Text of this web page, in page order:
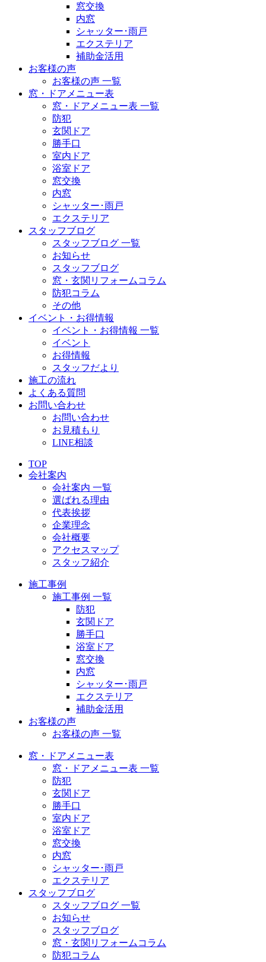
窓交換
内窓
シャッター･雨戸
エクステリア
補助金活用
お客様の声
お客様の声 一覧
窓・ドアメニュー表
窓・ドアメニュー表 一覧
防犯
玄関ドア
勝手口
室内ドア
浴室ドア
窓交換
内窓
シャッター･雨戸
エクステリア
スタッフブログ
スタッフブログ 一覧
お知らせ
スタッフブログ
窓・玄関リフォームコラム
防犯コラム
その他
イベント・お得情報
イベント・お得情報 一覧
イベント
お得情報
スタッフだより
施工の流れ
よくある質問
お問い合わせ
お問い合わせ
お見積もり
LINE相談
TOP
会社案内
会社案内 一覧
選ばれる理由
代表挨拶
企業理念
会社概要
アクセスマップ
スタッフ紹介
施工事例
施工事例 一覧
防犯
玄関ドア
勝手口
浴室ドア
窓交換
内窓
シャッター･雨戸
エクステリア
補助金活用
お客様の声
お客様の声 一覧
窓・ドアメニュー表
窓・ドアメニュー表 一覧
防犯
玄関ドア
勝手口
室内ドア
浴室ドア
窓交換
内窓
シャッター･雨戸
エクステリア
スタッフブログ
スタッフブログ 一覧
お知らせ
スタッフブログ
窓・玄関リフォームコラム
防犯コラム